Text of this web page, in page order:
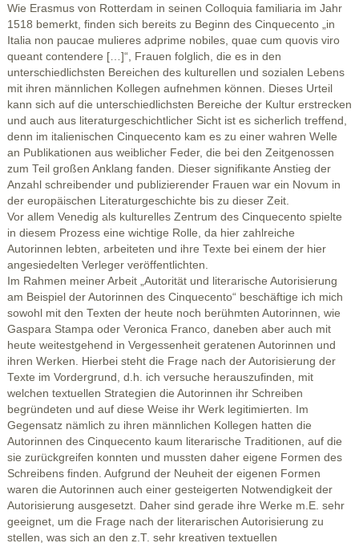
Wie Erasmus von Rotterdam in seinen Colloquia familiaria im Jahr
1518 bemerkt, finden sich bereits zu Beginn des Cinquecento „in
Italia non paucae mulieres adprime nobiles, quae cum quovis viro
queant contendere […]“, Frauen folglich, die es in den
unterschiedlichsten Bereichen des kulturellen und sozialen Lebens
mit ihren männlichen Kollegen aufnehmen können. Dieses Urteil
kann sich auf die unterschiedlichsten Bereiche der Kultur erstrecken
und auch aus literaturgeschichtlicher Sicht ist es sicherlich treffend,
denn im italienischen Cinquecento kam es zu einer wahren Welle
an Publikationen aus weiblicher Feder, die bei den Zeitgenossen
zum Teil großen Anklang fanden. Dieser signifikante Anstieg der
Anzahl schreibender und publizierender Frauen war ein Novum in
der europäischen Literaturgeschichte bis zu dieser Zeit.
Vor allem Venedig als kulturelles Zentrum des Cinquecento spielte
in diesem Prozess eine wichtige Rolle, da hier zahlreiche
Autorinnen lebten, arbeiteten und ihre Texte bei einem der hier
angesiedelten Verleger veröffentlichten.
Im Rahmen meiner Arbeit „Autorität und literarische Autorisierung
am Beispiel der Autorinnen des Cinquecento“ beschäftige ich mich
sowohl mit den Texten der heute noch berühmten Autorinnen, wie
Gaspara Stampa oder Veronica Franco, daneben aber auch mit
heute weitestgehend in Vergessenheit geratenen Autorinnen und
ihren Werken. Hierbei steht die Frage nach der Autorisierung der
Texte im Vordergrund, d.h. ich versuche herauszufinden, mit
welchen textuellen Strategien die Autorinnen ihr Schreiben
begründeten und auf diese Weise ihr Werk legitimierten. Im
Gegensatz nämlich zu ihren männlichen Kollegen hatten die
Autorinnen des Cinquecento kaum literarische Traditionen, auf die
sie zurückgreifen konnten und mussten daher eigene Formen des
Schreibens finden. Aufgrund der Neuheit der eigenen Formen
waren die Autorinnen auch einer gesteigerten Notwendigkeit der
Autorisierung ausgesetzt. Daher sind gerade ihre Werke m.E. sehr
geeignet, um die Frage nach der literarischen Autorisierung zu
stellen, was sich an den z.T. sehr kreativen textuellen